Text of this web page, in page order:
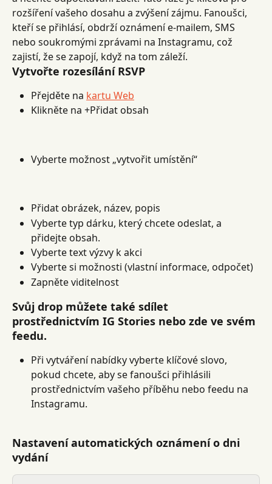
rozšíření vašeho dosahu a zvýšení zájmu. Fanoušci,
kteří se přihlásí, obdrží oznámení e-mailem, SMS
nebo soukromými zprávami na Instagramu, což
zajistí, že se zapojí, když na tom záleží.
Vytvořte rozesílání RSVP
Přejděte na kartu Web
Klikněte na +Přidat obsah
Vyberte možnost „vytvořit umístění“
Přidat obrázek, název, popis
Vyberte typ dárku, který chcete odeslat, a
přidejte obsah.
Vyberte text výzvy k akci
Vyberte si možnosti (vlastní informace, odpočet)
Zapněte viditelnost
Svůj drop můžete také sdílet
prostřednictvím IG Stories nebo zde ve svém
feedu.
Při vytváření nabídky vyberte klíčové slovo,
pokud chcete, aby se fanoušci přihlásili
prostřednictvím vašeho příběhu nebo feedu na
Instagramu.
Nastavení automatických oznámení o dni
vydání